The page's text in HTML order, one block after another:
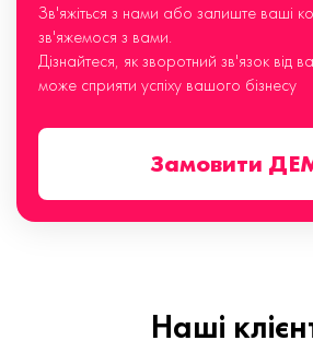
Зв'яжіться з нами або залиште ваші
зв'яжемося з вами.
Дізнайтеся, як зворотний зв'язок від
може сприяти успіху вашого бізнесу
Замовити
Наші